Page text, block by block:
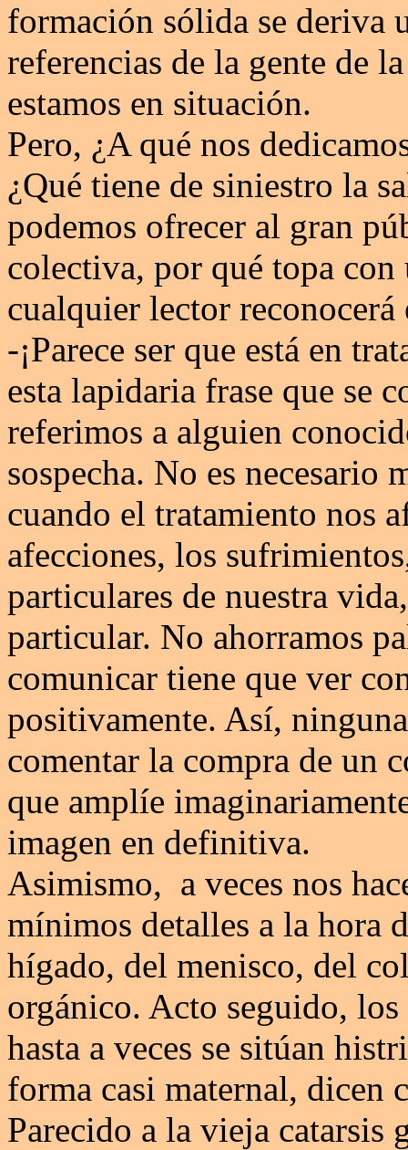
formación sólida se deriva
referencias de la gente de
estamos en situación.
Pero, ¿A qué nos
¿Qué tiene de siniestro la
podemos ofrecer al gran
colectiva, por qué topa con
cualquier lector
-¡Parece ser que está en
esta lapidaria frase que se
referimos a alguien
sospecha. No es necesario
cuando el tratamiento nos
afecciones, los
particulares de nuestra
particular. No ahorramos
comunicar tiene que ver
positivamente. Así,
comentar la compra de un
que amplíe
imagen en definitiva.
Asimismo, a veces nos
mínimos detalles a la hora
hígado, del menisco, del
orgánico. Acto seguido,
hasta a veces se sitúan
forma casi maternal, dicen
Parecido a la vieja catarsis